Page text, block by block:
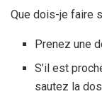
Que dois-je faire
Prenez une
S’il est
sautez la